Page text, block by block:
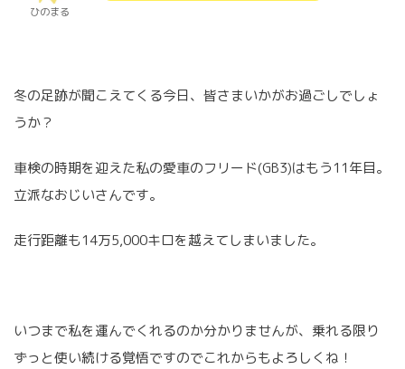
ひのまる
冬の足跡が聞こえてくる今日、皆さまいかがお過ごしでしょ
うか？
車検の時期を迎えた私の愛車のフリード(GB3)はもう11年目。
立派なおじいさんです。
走行距離も14万5,000キロを越えてしまいました。
いつまで私を運んでくれるのか分かりませんが、乗れる限り
ずっと使い続ける覚悟ですのでこれからもよろしくね！